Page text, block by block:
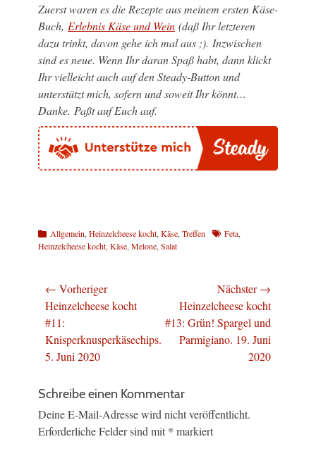
Zuerst waren es die Rezepte aus meinem ersten Käse-
Buch, Erlebnis Käse und Wein (daß Ihr letzteren
dazu trinkt, davon gehe ich mal aus ;). Inzwischen
sind es neue. Wenn Ihr daran Spaß habt, dann klickt
Ihr vielleicht auch auf den Steady-Button und
unterstützt mich, sofern und soweit Ihr könnt…
Danke. Paßt auf Euch auf.
Kategorien
Allgemein,Heinzelcheese kocht,Käse,Treffen Schlagworte
Feta,
Heinzelcheese kocht,Käse,Melone,Salat
Beitragsnavigation
← Vorheriger
Vorheriger
Beitrag:
Heinzelcheese kocht
#11:
Knisperknusperkäsechips.
5. Juni 2020
Nächster →
Nächster
Beitrag:
Heinzelcheese kocht
#13: Grün! Spargel und
Parmigiano. 19. Juni
2020
Schreibe einen Kommentar
Deine E-Mail-Adresse wird nicht veröffentlicht.
Erforderliche Felder sind mit * markiert